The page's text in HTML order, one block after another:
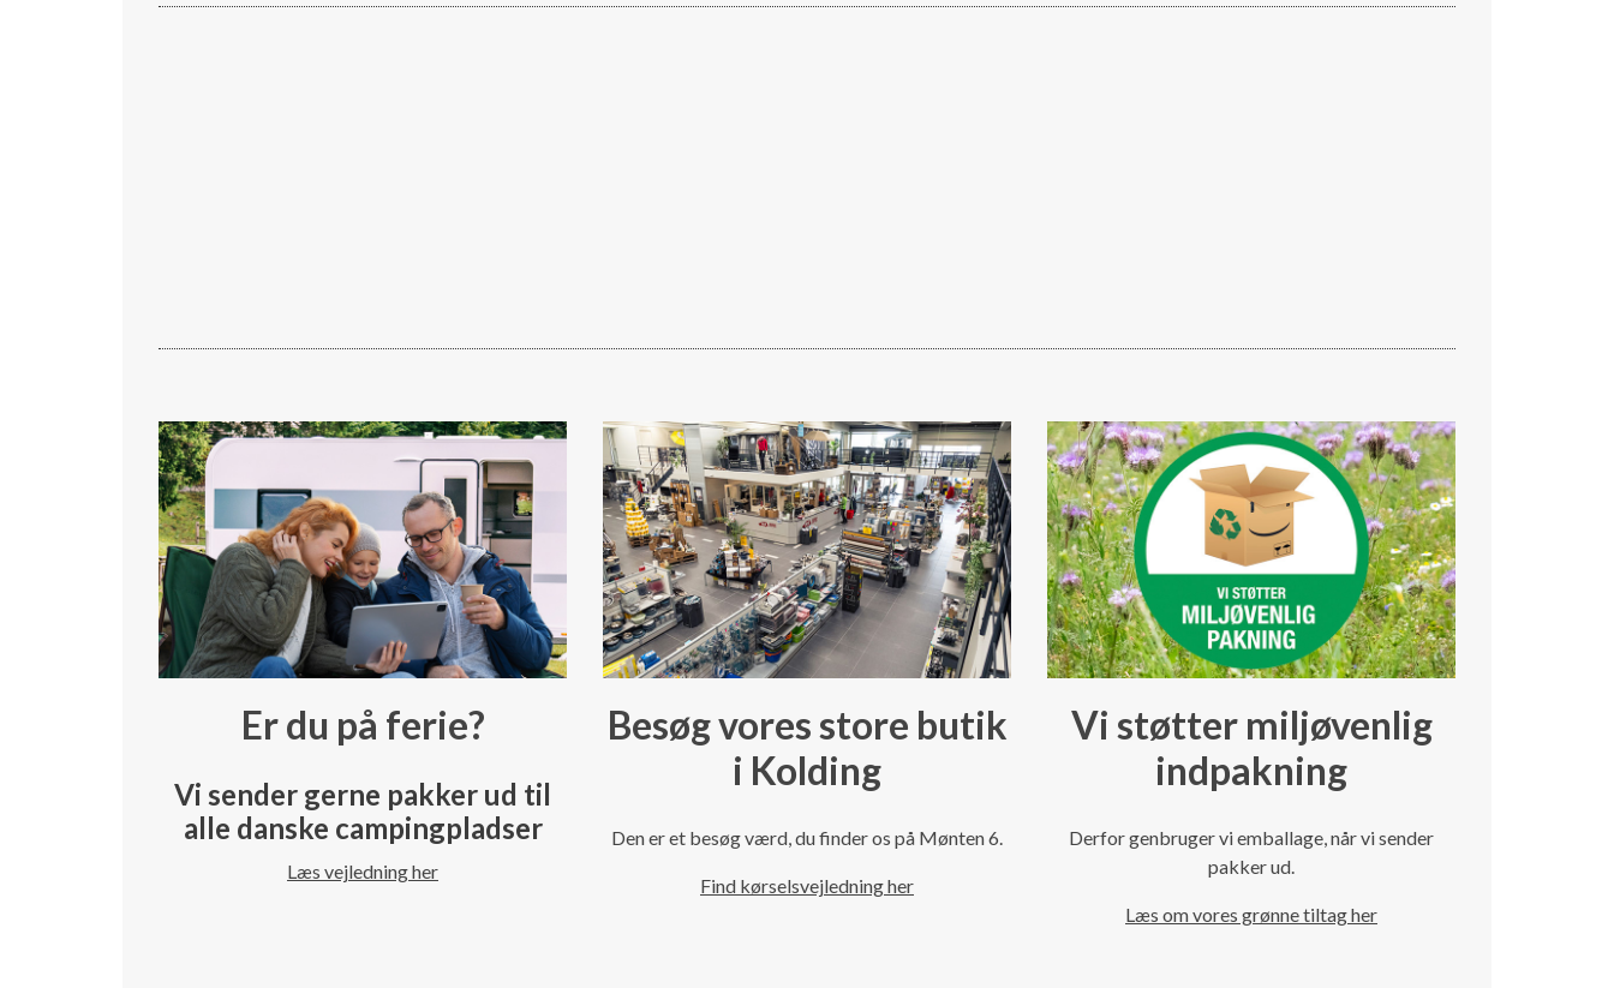
Er du på ferie?
Vi sender gerne pakker ud til
alle danske campingpladser
Læs vejledning her
Besøg vores store butik
i Kolding
Den er et besøg værd, du finder os på Mønten 6.
Find kørselsvejledning her
Vi støtter miljøvenlig
indpakning
Derfor genbruger vi emballage, når vi sender
pakker ud.
Læs om vores grønne tiltag her